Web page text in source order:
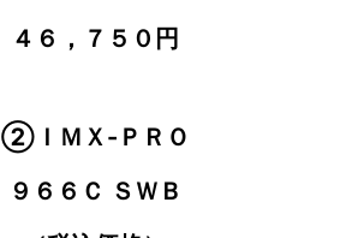
４６，７５０円
②ＩＭＸ-ＰＲＯ
９６６Ｃ ＳＷＢ